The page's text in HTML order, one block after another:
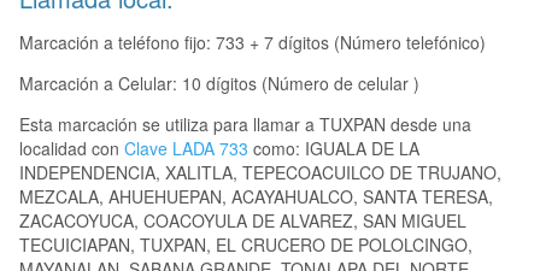
Marcación a teléfono fijo: 733 + 7 dígitos (Número telefónico)
Marcación a Celular: 10 dígitos (Número de celular )
Esta marcación se utiliza para llamar a TUXPAN desde una
localidad con Clave LADA 733 como: IGUALA DE LA
INDEPENDENCIA, XALITLA, TEPECOACUILCO DE TRUJANO,
MEZCALA, AHUEHUEPAN, ACAYAHUALCO, SANTA TERESA,
ZACACOYUCA, COACOYULA DE ALVAREZ, SAN MIGUEL
TECUICIAPAN, TUXPAN, EL CRUCERO DE POLOLCINGO,